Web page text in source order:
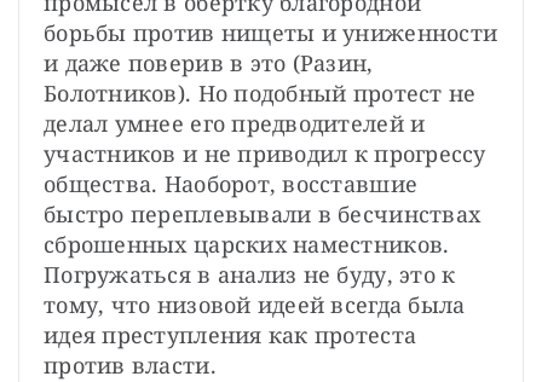
борьбы против нищеты и униженности
и даже поверив в это (Разин,
Болотников). Но подобный протест не
делал умнее его предводителей и
участников и не приводил к прогрессу
общества. Наоборот, восставшие
быстро переплевывали в бесчинствах
сброшенных царских наместников.
Погружаться в анализ не буду, это к
тому, что низовой идеей всегда была
идея преступления как протеста
против власти.